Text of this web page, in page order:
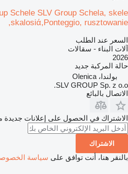
Schele SLV Group Schela, skele
,skalosiά,Ponteggio, rusztowanie
السعر عند الطلب
آلات البناء - سقالات
2026
حالة المركبة جديد
بولندا، Olenica
SLV GROUP Sp. z o.o.
الاتصال بالبائع
الاشتراك في الحصول على إعلانات
الاشتراك
بالنقر هنا، أنت توافق على سياسة